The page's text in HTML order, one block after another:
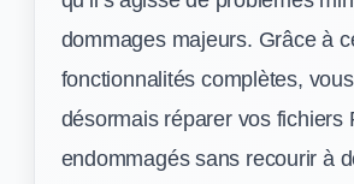
dommages majeurs. Grâce à
fonctionnalités complètes,
désormais réparer vos fichiers
endommagés sans recourir à